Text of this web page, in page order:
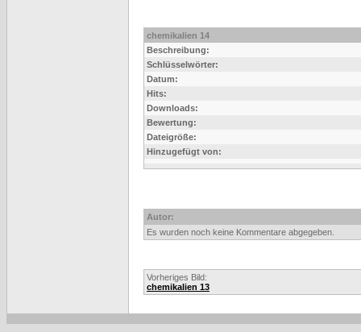
chemikalien 14
Beschreibung:
Schlüsselwörter:
Datum:
Hits:
Downloads:
Bewertung:
Dateigröße:
Hinzugefügt von:
Autor:
Es wurden noch keine Kommentare abgegeben.
Vorheriges Bild:
chemikalien 13